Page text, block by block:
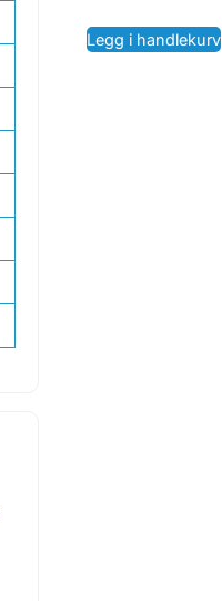
Legg i handlekurv